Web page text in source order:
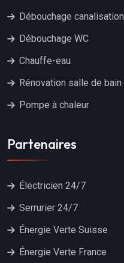
Débouchage canalisation
Débouchage WC
Chauffe-eau
Rénovation salle de bain
Pompe à chaleur
Partenaires
Électricien 24/7
Serrurier 24/7
Énergie Verte Suisse
Énergie Verte France